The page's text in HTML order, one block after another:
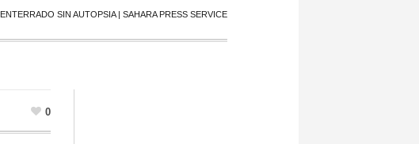
SIN AUTOPSIA | SAHARA PRESS SERVICE
0